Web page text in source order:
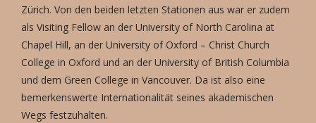
Zürich. Von den beiden letzten Stationen aus war er zudem
als Visiting Fellow an der University of North Carolina at
Chapel Hill, an der University of Oxford – Christ Church
College in Oxford und an der University of British Columbia
und dem Green College in Vancouver. Da ist also eine
bemerkenswerte Internationalität seines akademischen
Wegs festzuhalten.